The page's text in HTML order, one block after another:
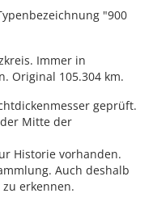
"900
Immer in
Original 105.304 km.
geprüft.
Mitte der
Historie vorhanden.
Auch deshalb
erkennen.